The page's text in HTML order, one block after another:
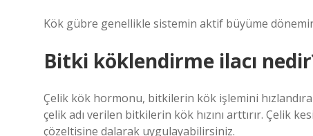
Kök gübre genellikle sistemin aktif büyüme
Bitki köklendirme ilacı
Çelik kök hormonu, bitkilerin kök işlemini
çelik adı verilen bitkilerin kök hızını arttırır. Çelik
çözeltisine dalarak uygulayabilirsiniz.